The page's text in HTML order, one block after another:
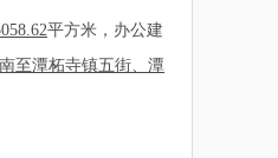
平方米，办公建
至潭柘寺镇五街、潭